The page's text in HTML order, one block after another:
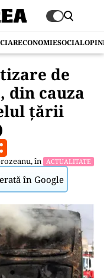
ECONOMIESOCIAL
de
din cauza
țării
, în ACTUALITATE
în Google